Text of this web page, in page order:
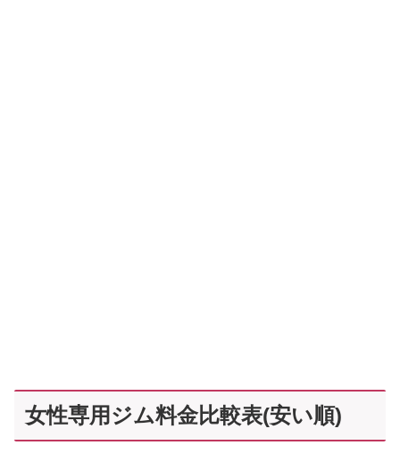
女性専用ジム料金比較表(安い順)